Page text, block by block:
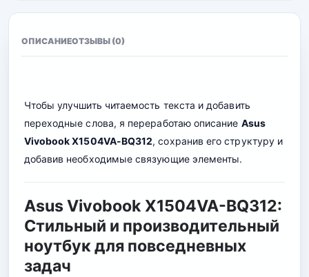
ОПИСАНИЕОТЗЫВЫ (0)
Чтобы улучшить читаемость текста и добавить
переходные слова, я переработаю описание Asus
Vivobook X1504VA-BQ312, сохранив его структуру и
добавив необходимые связующие элементы.
Asus Vivobook X1504VA-BQ312:
Стильный и производительный
ноутбук для повседневных
задач